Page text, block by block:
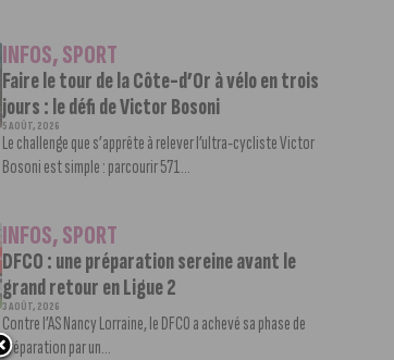
INFOS,SPORT
Faire le tour de la Côte-d’Or à vélo en trois
jours : le défi de Victor Bosoni
5 AOÛT, 2026
Le challenge que s’apprête à relever l’ultra-cycliste Victor
Bosoni est simple : parcourir 571...
INFOS,SPORT
DFCO : une préparation sereine avant le
grand retour en Ligue 2
3 AOÛT, 2026
Contre l’AS Nancy Lorraine, le DFCO a achevé sa phase de
préparation par un...